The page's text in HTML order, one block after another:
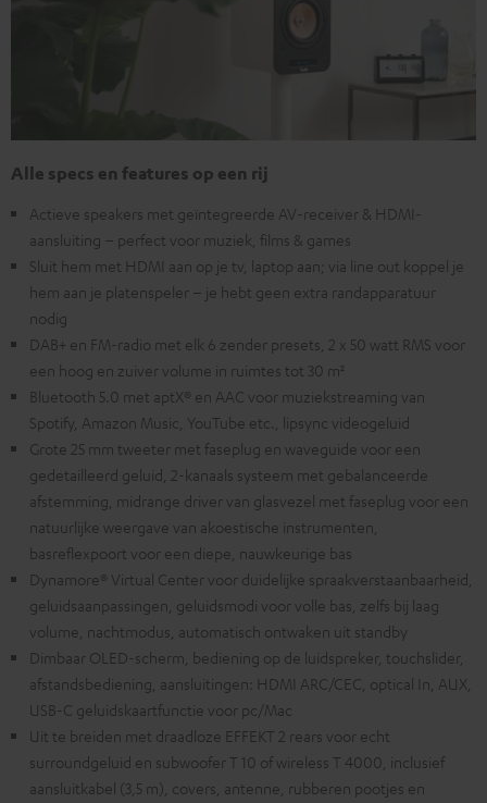
Alle specs en features op een rij
Actieve speakers met geïntegreerde AV-receiver & HDMI-
aansluiting – perfect voor muziek, films & games
Sluit hem met HDMI aan op je tv, laptop aan; via line out koppel je
hem aan je platenspeler – je hebt geen extra randapparatuur
nodig
DAB+ en FM-radio met elk 6 zender presets, 2 x 50 watt RMS voor
een hoog en zuiver volume in ruimtes tot 30 m²
Bluetooth 5.0 met aptX® en AAC voor muziekstreaming van
Spotify, Amazon Music, YouTube etc., lipsync videogeluid
Grote 25 mm tweeter met faseplug en waveguide voor een
gedetailleerd geluid, 2-kanaals systeem met gebalanceerde
afstemming, midrange driver van glasvezel met faseplug voor een
natuurlijke weergave van akoestische instrumenten,
basreflexpoort voor een diepe, nauwkeurige bas
Dynamore® Virtual Center voor duidelijke spraakverstaanbaarheid,
geluidsaanpassingen, geluidsmodi voor volle bas, zelfs bij laag
volume, nachtmodus, automatisch ontwaken uit standby
Dimbaar OLED-scherm, bediening op de luidspreker, touchslider,
afstandsbediening, aansluitingen: HDMI ARC/CEC, optical In, AUX,
USB-C geluidskaartfunctie voor pc/Mac
Uit te breiden met draadloze EFFEKT 2 rears voor echt
surroundgeluid en subwoofer T 10 of wireless T 4000, inclusief
aansluitkabel (3,5 m), covers, antenne, rubberen pootjes en